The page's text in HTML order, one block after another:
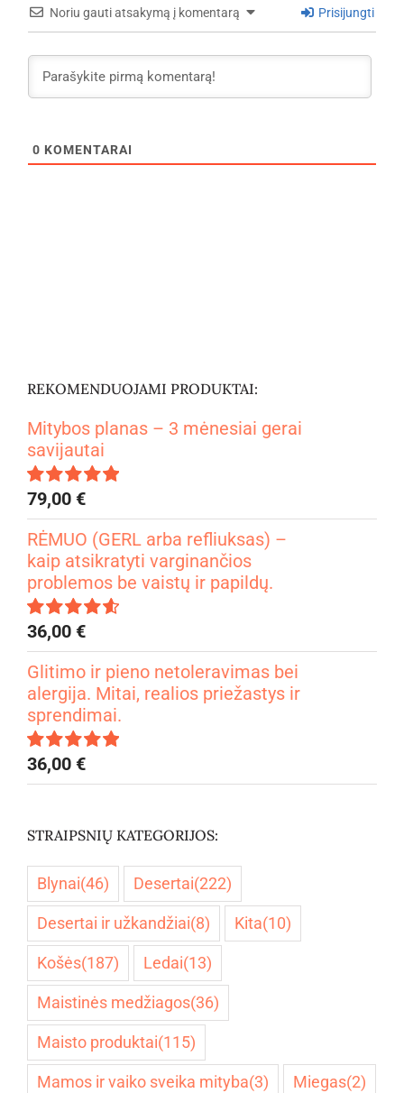
Noriu gauti atsakymą į komentarą Prisijungti
0 KOMENTARAI
REKOMENDUOJAMI PRODUKTAI:
Mitybos planas – 3 mėnesiai gerai
savijautai
Įvertinimas:
4.99iš 5
79,00 €
RĖMUO (GERL arba refliuksas) –
kaip atsikratyti varginančios
problemos be vaistų ir papildų.
Įvertinimas:
4.67iš 5
36,00 €
Glitimo ir pieno netoleravimas bei
alergija. Mitai, realios priežastys ir
sprendimai.
Įvertinimas:
5.00iš 5
36,00 €
STRAIPSNIŲ KATEGORIJOS:
Blynai(46) Desertai(222)
Desertai ir užkandžiai(8) Kita(10)
Košės(187) Ledai(13)
Maistinės medžiagos(36)
Maisto produktai(115)
Mamos ir vaiko sveika mityba(3) Miegas(2)